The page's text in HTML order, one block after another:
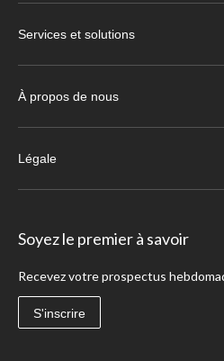
Services et solutions
À propos de nous
Légale
Soyez le premier à savoir
Recevez votre prospectus
S'inscrire